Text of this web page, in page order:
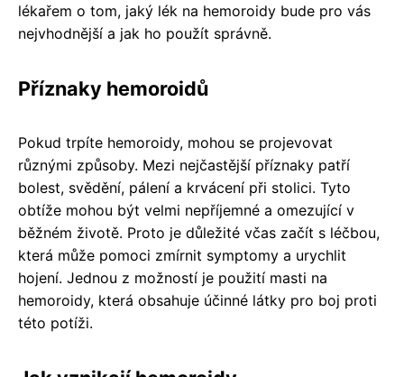
lékařem o tom, jaký lék na hemoroidy bude pro vás
nejvhodnější a jak ho použít správně.
Příznaky hemoroidů
Pokud trpíte hemoroidy, mohou se projevovat
různými způsoby. Mezi nejčastější příznaky patří
bolest, svědění, pálení a krvácení při stolici. Tyto
obtíže mohou být velmi nepříjemné a omezující v
běžném životě. Proto je důležité včas začít s léčbou,
která může pomoci zmírnit symptomy a urychlit
hojení. Jednou z možností je použití masti na
hemoroidy, která obsahuje účinné látky pro boj proti
této potíži.